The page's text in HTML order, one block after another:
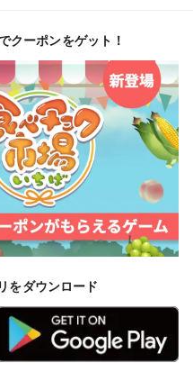
クーポンをゲット！
をダウンロード